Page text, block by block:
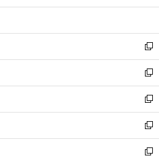
開
ウ
開
く
ン
ウ
で
開
く
ウ
ン
ド
ウ
で
開
く
新
し
い
ウ
ィ
ン
ド
ウ
で
新
し
い
ウ
ィ
ン
ド
新
し
い
ウ
ィ
新
し
い